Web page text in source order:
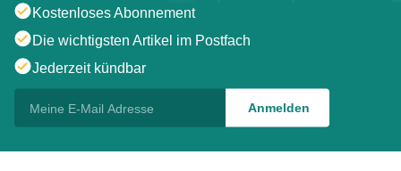
Kostenloses Abonnement
Die wichtigsten Artikel im Postfach
Jederzeit kündbar